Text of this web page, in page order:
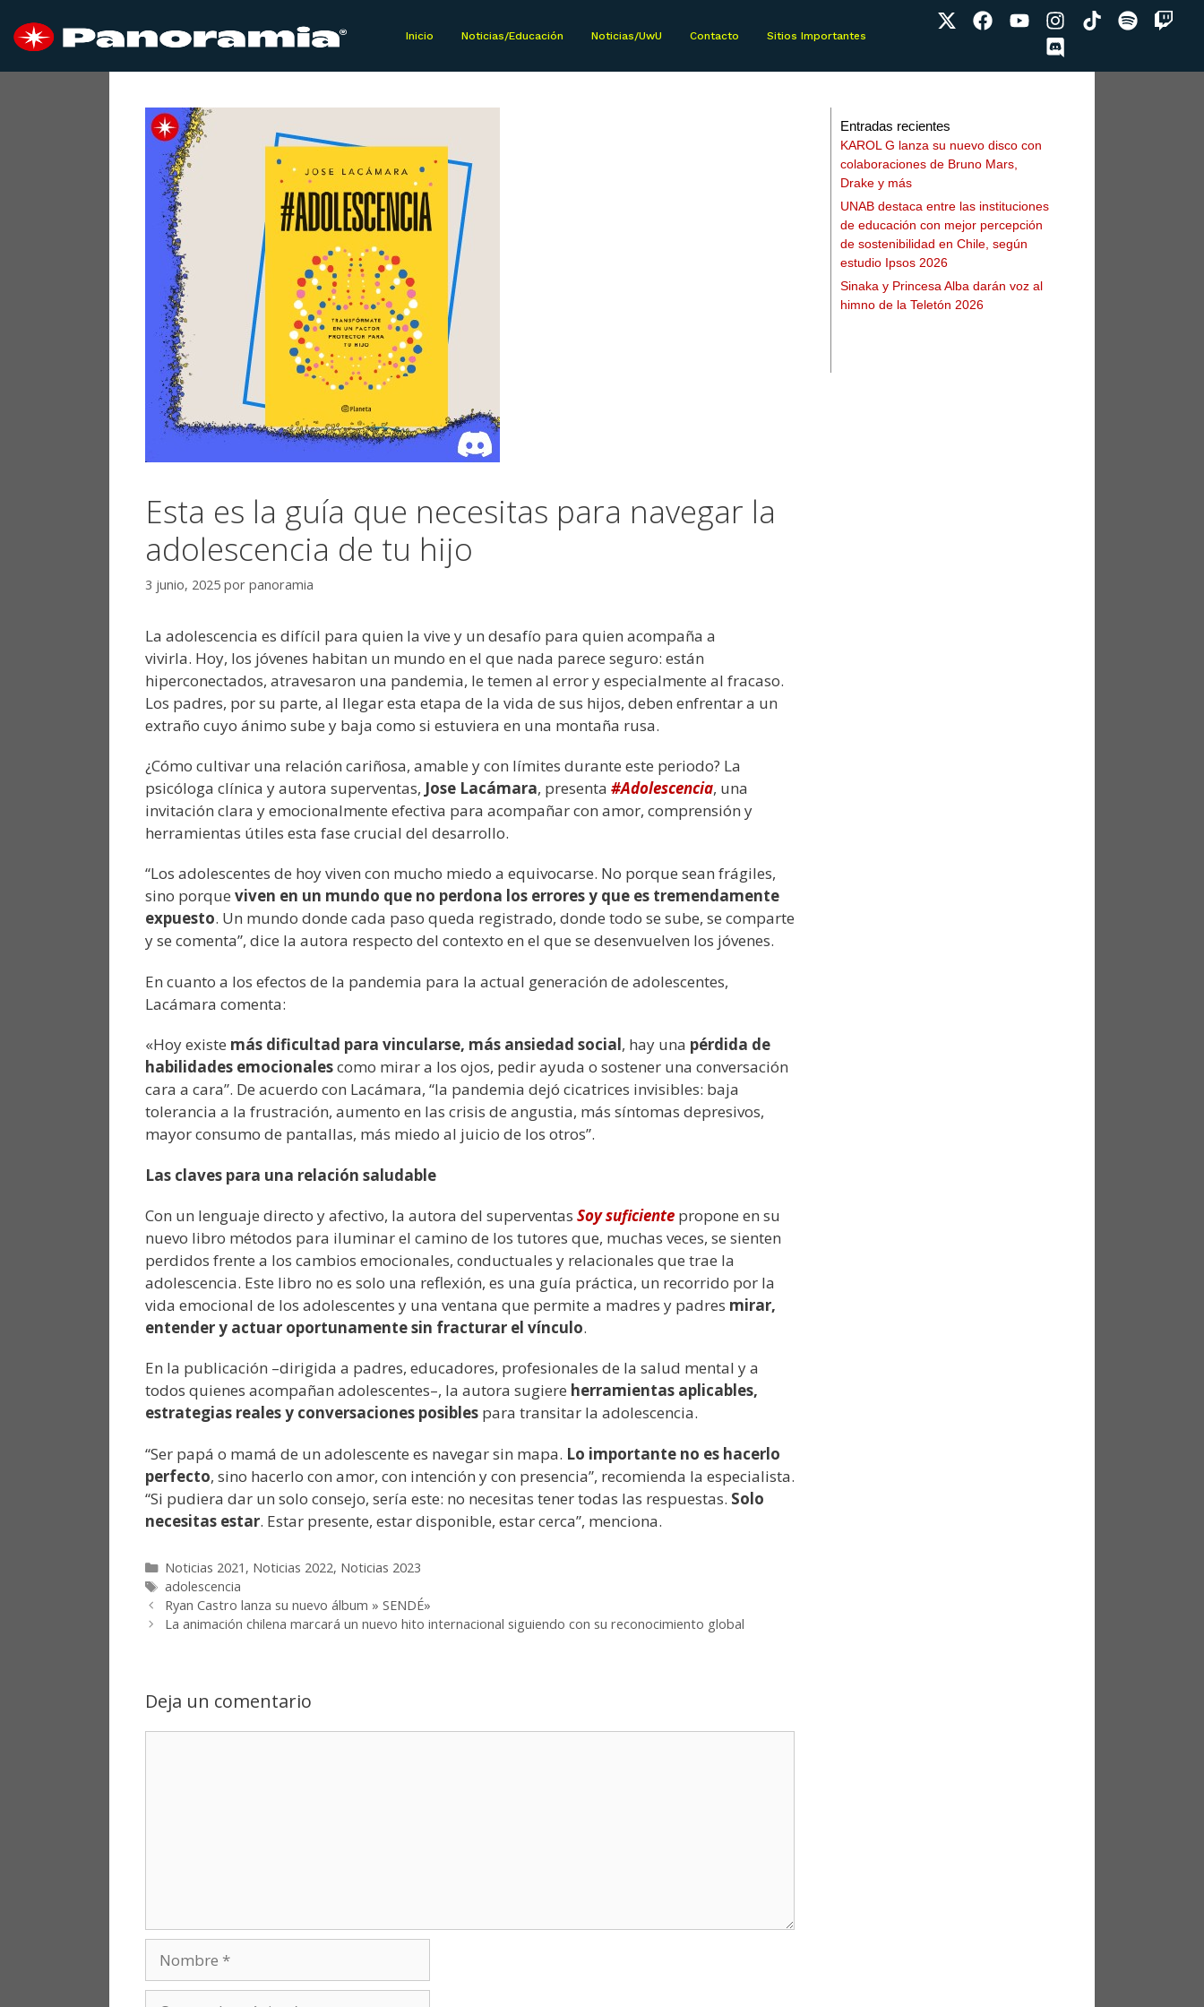
Inicio Noticias/Educación Noticias/UwU Contacto Sitios Importantes
Esta es la guía que necesitas para navegar la
adolescencia de tu hijo
3 junio, 2025 por panoramia
La adolescencia es difícil para quien la vive y un desafío para quien acompaña a
vivirla. Hoy, los jóvenes habitan un mundo en el que nada parece seguro: están
hiperconectados, atravesaron una pandemia, le temen al error y especialmente al fracaso.
Los padres, por su parte, al llegar esta etapa de la vida de sus hijos, deben enfrentar a un
extraño cuyo ánimo sube y baja como si estuviera en una montaña rusa.
¿Cómo cultivar una relación cariñosa, amable y con límites durante este periodo? La
psicóloga clínica y autora superventas, Jose Lacámara, presenta #Adolescencia, una
invitación clara y emocionalmente efectiva para acompañar con amor, comprensión y
herramientas útiles esta fase crucial del desarrollo.
“Los adolescentes de hoy viven con mucho miedo a equivocarse. No porque sean frágiles,
sino porque viven en un mundo que no perdona los errores y que es tremendamente
expuesto. Un mundo donde cada paso queda registrado, donde todo se sube, se comparte
y se comenta”, dice la autora respecto del contexto en el que se desenvuelven los jóvenes.
En cuanto a los efectos de la pandemia para la actual generación de adolescentes,
Lacámara comenta:
«Hoy existe más dificultad para vincularse, más ansiedad social, hay una pérdida de
habilidades emocionalescomo mirar a los ojos, pedir ayuda o sostener una conversación
cara a cara”. De acuerdo con Lacámara, “la pandemia dejó cicatrices invisibles: baja
tolerancia a la frustración, aumento en las crisis de angustia, más síntomas depresivos,
mayor consumo de pantallas, más miedo al juicio de los otros”.
Las claves para una relación saludable
Con un lenguaje directo y afectivo, la autora del superventas Soy suficiente propone en su
nuevo libro métodos para iluminar el camino de los tutores que, muchas veces, se sienten
perdidos frente a los cambios emocionales, conductuales y relacionales que trae la
adolescencia. Este libro no es solo una reflexión, es una guía práctica, un recorrido por la
vida emocional de los adolescentes y una ventana que permite a madres y padres mirar,
entender y actuar oportunamente sin fracturar el vínculo.
En la publicación –dirigida a padres, educadores, profesionales de la salud mental y a
todos quienes acompañan adolescentes–, la autora sugiere herramientas aplicables,
estrategias reales y conversaciones posibles para transitar la adolescencia.
“Ser papá o mamá de un adolescente es navegar sin mapa. Lo importante no es hacerlo
perfecto, sino hacerlo con amor, con intención y con presencia”, recomienda la especialista.
“Si pudiera dar un solo consejo, sería este: no necesitas tener todas las respuestas. Solo
necesitas estar. Estar presente, estar disponible, estar cerca”, menciona.
Noticias 2021 , Noticias 2022, Noticias 2023
adolescencia
Ryan Castro lanza su nuevo álbum » SENDÉ»
La animación chilena marcará un nuevo hito internacional siguiendo con su reconocimiento global
Deja un comentario
Entradas recientes
KAROL G lanza su nuevo disco con
colaboraciones de Bruno Mars,
Drake y más
UNAB destaca entre las instituciones
de educación con mejor percepción
de sostenibilidad en Chile, según
estudio Ipsos 2026
Sinaka y Princesa Alba darán voz al
himno de la Teletón 2026